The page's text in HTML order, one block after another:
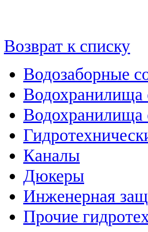
Возврат к списку
Водозаборные
Водохранилища
Водохранилища
Каналы
Дюкеры
Инженерная
Прочие